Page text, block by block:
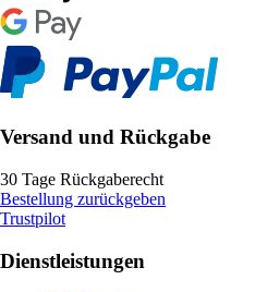
Versand und Rückgabe
30 Tage Rückgaberecht
Bestellung zurückgeben
Trustpilot
Dienstleistungen